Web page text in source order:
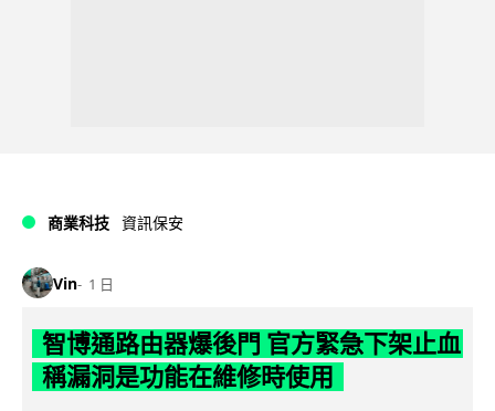
商業科技 資訊保安
Vin 1 日
智博通路由器爆後門 官方緊急下架止血
稱漏洞是功能在維修時使用